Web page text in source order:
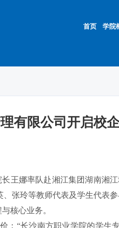
学院
首页
有限公司开启校
王娜率队赴湘江集团湖南湘
张玲等教师代表及学生代表参
核心业务。
：“长沙南方职业学院的学生